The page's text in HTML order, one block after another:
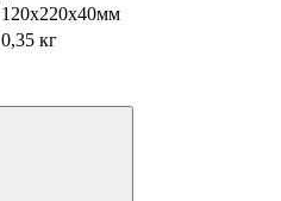
120х220х40мм
0,35 кг